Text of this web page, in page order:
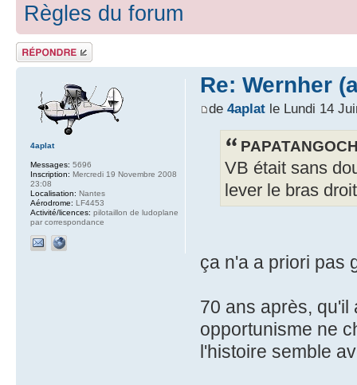
Règles du forum
Répondre
Re: Wernher
de 4aplatle Lundi 14
VB était sans
lever le bras
ça n'a a priori pas
70 ans après, qu'il
opportunisme ne
l'histoire semble
4aplat
Messages: 5696
Inscription: Mercredi 19 Novembre 2008
23:08
Localisation: Nantes
Aérodrome: LF4453
Activité/licences: pilotaillon de ludoplane
par correspondance